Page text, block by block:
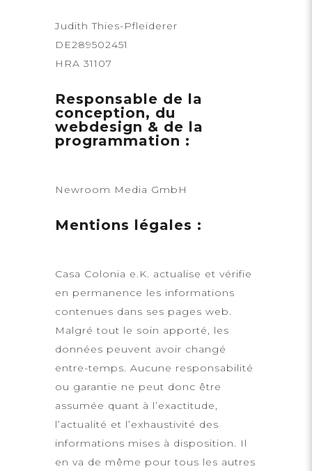
Judith Thies-Pfleiderer
DE289502451
HRA 31107
Responsable de la
conception, du
webdesign & de la
programmation :
Newroom Media GmbH
Mentions légales :
Casa Colonia e.K. actualise et vérifie
en permanence les informations
contenues dans ses pages web.
Malgré tout le soin apporté, les
données peuvent avoir changé
entre-temps. Aucune responsabilité
ou garantie ne peut donc être
assumée quant à l’exactitude,
l’actualité et l’exhaustivité des
informations mises à disposition. Il
en va de même pour tous les autres